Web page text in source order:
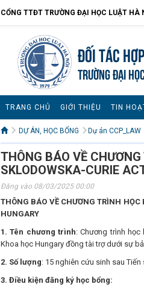
CỔNG TTĐT TRƯỜNG ĐẠI HỌC LUẬT HÀ
Đối tác
TRƯỜNG ĐẠI
TRANG CHỦ GIỚI THIỆU TIN
DỰ ÁN, HỌC BỔNG Dự án CCP_LAW
THÔNG BÁO VỀ
SKLODOWSKA-CURIE
Đăng vào 08/03/2025 00:00
THÔNG BÁO VỀ CHƯƠNG TRÌNH
HUNGARY
1. Tên chương trình: Chương trình
Khoa học Hungary đồng tài trợ dưới sự
2. Số lượng: 15 nghiên cứu sinh sau Tiến
3. Điều kiện đăng ký học bổng: